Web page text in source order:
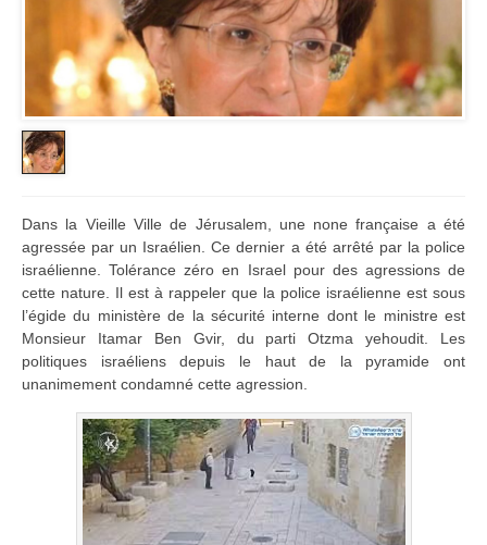
Dans la Vieille Ville de Jérusalem, une none française a été
agressée par un Israélien. Ce dernier a été arrêté par la police
israélienne. Tolérance zéro en Israel pour des agressions de
cette nature. Il est à rappeler que la police israélienne est sous
l’égide du ministère de la sécurité interne dont le ministre est
Monsieur Itamar Ben Gvir, du parti Otzma yehoudit. Les
politiques israéliens depuis le haut de la pyramide ont
unanimement condamné cette agression.